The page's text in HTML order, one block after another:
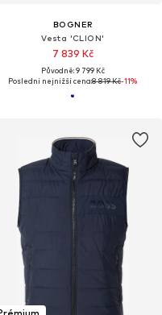
BOGNER
Vesta 'CLION'
7 839 Kč
Původně: 9 799 Kč
Poslední nejnižší cena:8 819 Kč-11%